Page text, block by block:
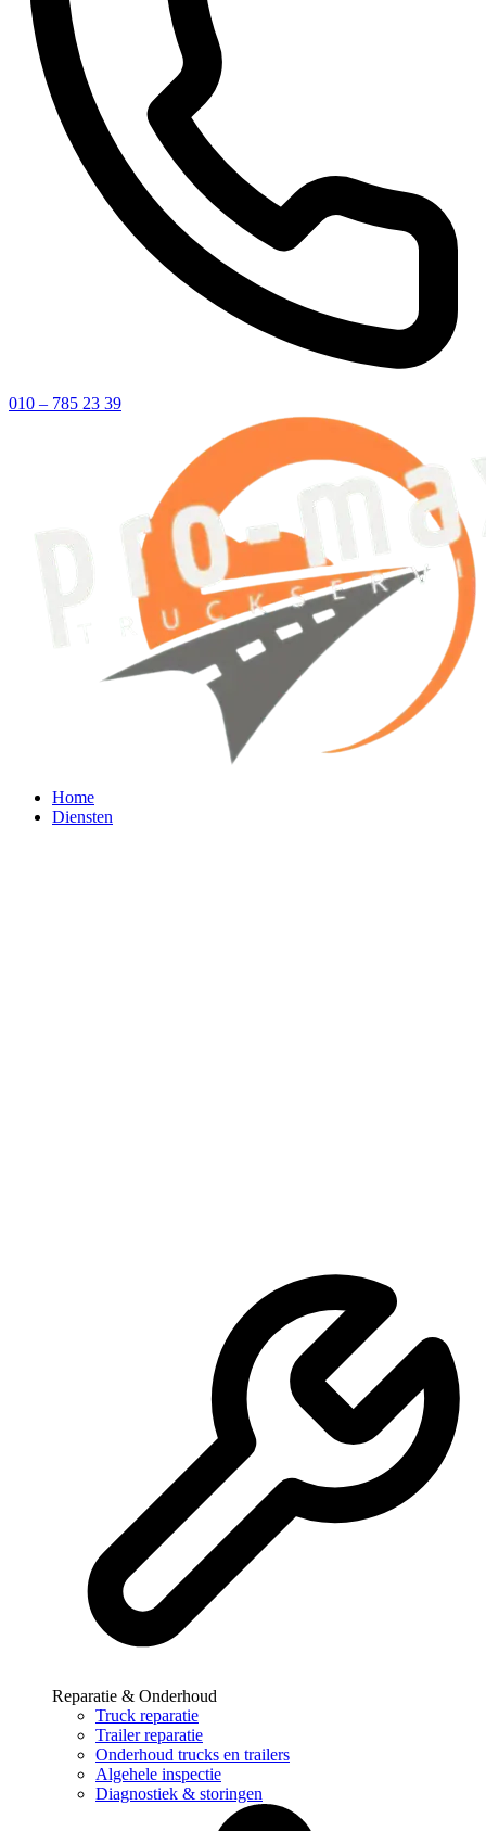
010 – 785 23 39
Home
Diensten
Reparatie & Onderhoud
Truck reparatie
Trailer reparatie
Onderhoud trucks en trailers
Algehele inspectie
Diagnostiek & storingen